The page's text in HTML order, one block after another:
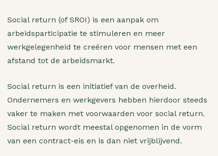
Social return (of SROI) is een aanpak om
arbeidsparticipatie te stimuleren en meer
werkgelegenheid te creëren voor mensen met een
afstand tot de arbeidsmarkt.
Social return is een initiatief van de overheid.
Ondernemers en werkgevers hebben hierdoor steeds
vaker te maken met voorwaarden voor social return.
Social return wordt meestal opgenomen in de vorm
van een contract-eis en is dan niet vrijblijvend.